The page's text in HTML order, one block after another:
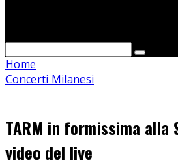
Home
Concerti Milanesi
TARM in formissima alla
video del live